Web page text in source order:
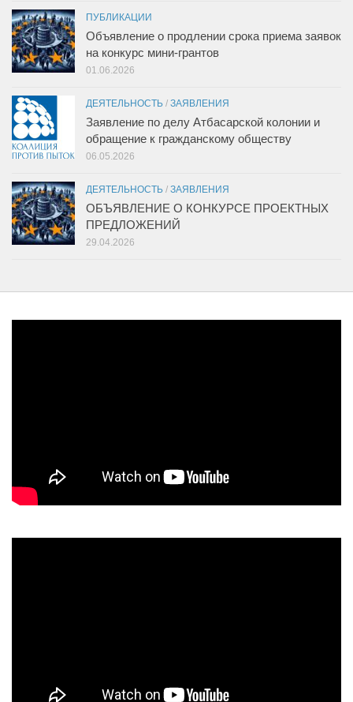
ПУБЛИКАЦИИ
Объявление о продлении срока приема заявок
на конкурс мини-грантов
01.06.2026
ДЕЯТЕЛЬНОСТЬ / ЗАЯВЛЕНИЯ
Заявление по делу Атбасарской колонии и
обращение к гражданскому обществу
06.05.2026
ДЕЯТЕЛЬНОСТЬ / ЗАЯВЛЕНИЯ
ОБЪЯВЛЕНИЕ О КОНКУРСЕ ПРОЕКТНЫХ
ПРЕДЛОЖЕНИЙ
29.04.2026